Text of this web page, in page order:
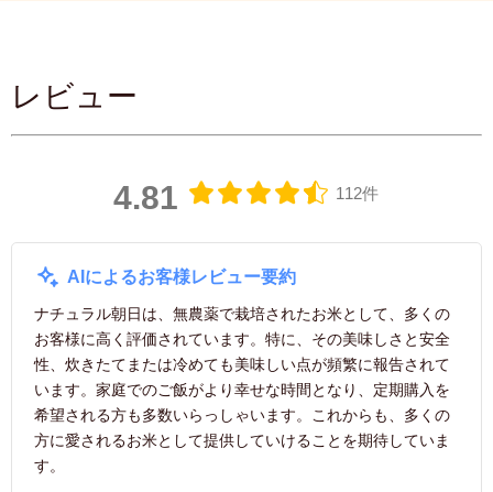
レビュー
4.81 112件
AIによるお客様レビュー要約
ナチュラル朝日は、無農薬で栽培されたお米として、多くの
お客様に高く評価されています。特に、その美味しさと安全
性、炊きたてまたは冷めても美味しい点が頻繁に報告されて
います。家庭でのご飯がより幸せな時間となり、定期購入を
希望される方も多数いらっしゃいます。これからも、多くの
方に愛されるお米として提供していけることを期待していま
す。